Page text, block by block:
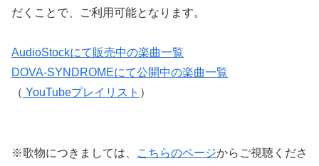
だくことで、ご利用可能となります。
AudioStockにて販売中の楽曲一覧
DOVA-SYNDROMEにて公開中の楽曲一覧
（ YouTubeプレイリスト ）
※歌物につきましては、 こちらのページからご視聴くださ